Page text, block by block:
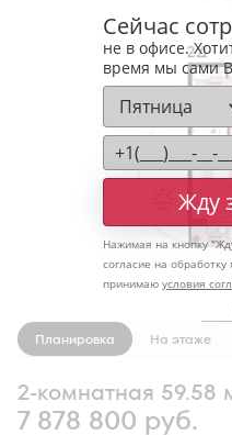
Планировка На этаже
2-комнатная 59.58
7 878 800 руб.
Сейчас
не в офисе.
время мы сами
Жду
Нажимая на кнопку "
согласие на
принимаю условия